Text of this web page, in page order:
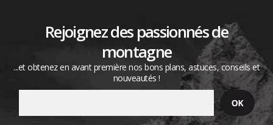
Rejoignez des passionnés de
montagne
...et obtenez en avant première nos bons plans, astuces, conseils et
nouveautés !